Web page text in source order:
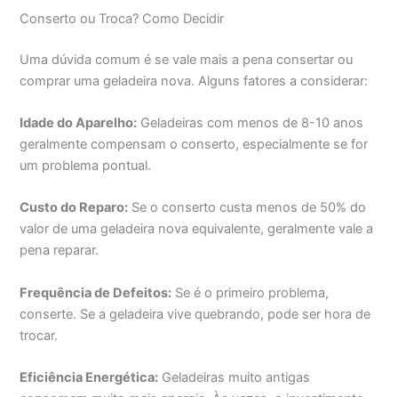
Conserto ou Troca? Como Decidir
Uma dúvida comum é se vale mais a pena consertar ou
comprar uma geladeira nova. Alguns fatores a considerar:
Idade do Aparelho: Geladeiras com menos de 8-10 anos
geralmente compensam o conserto, especialmente se for
um problema pontual.
Custo do Reparo: Se o conserto custa menos de 50% do
valor de uma geladeira nova equivalente, geralmente vale a
pena reparar.
Frequência de Defeitos: Se é o primeiro problema,
conserte. Se a geladeira vive quebrando, pode ser hora de
trocar.
Eficiência Energética: Geladeiras muito antigas